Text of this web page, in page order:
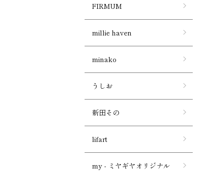
FIRMUM
millie haven
minako
うしお
新田その
lifart
my - ミヤギヤオリジナル